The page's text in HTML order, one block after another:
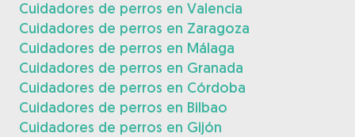
Cuidadores de perros en Valencia
Cuidadores de perros en Zaragoza
Cuidadores de perros en Málaga
Cuidadores de perros en Granada
Cuidadores de perros en Córdoba
Cuidadores de perros en Bilbao
Cuidadores de perros en Gijón